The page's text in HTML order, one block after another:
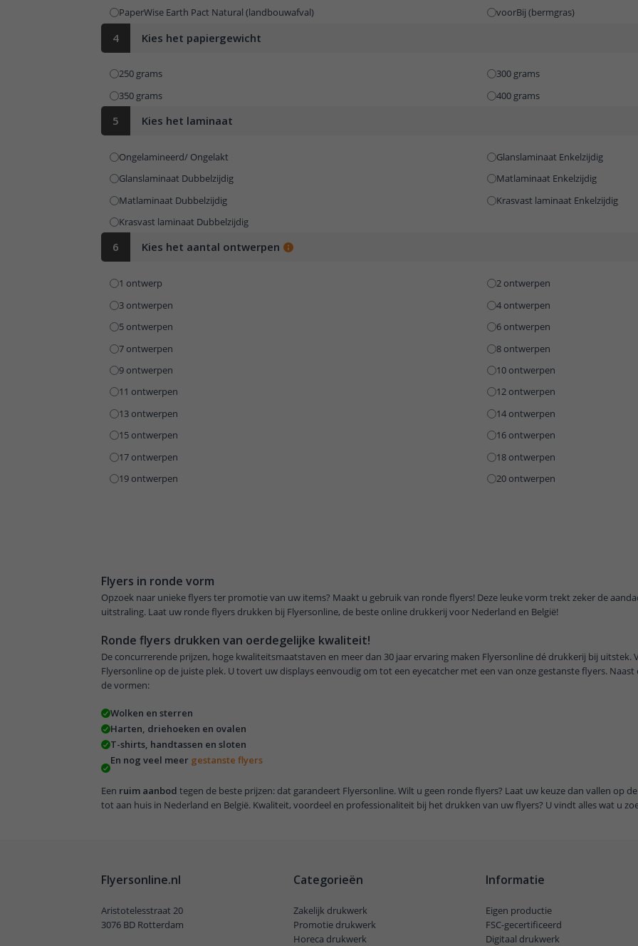
Flyers in ronde vorm
Opzoek naar unieke flyers ter promotie van uw items? Maakt u gebruik van ronde flyers! Deze leuke vorm trekt zeker de
uitstraling. Laat uw ronde flyers drukken bij Flyersonline, de beste online drukkerij voor Nederland en België!
Ronde flyers drukken van oerdegelijke kwaliteit!
De concurrerende prijzen, hoge kwaliteitsmaatstaven en meer dan 30 jaar ervaring maken Flyersonline dé drukkerij bij
Flyersonline op de juiste plek. U tovert uw displays eenvoudig om tot een eyecatcher met een van onze gestanste flyers.
de vormen:
Wolken en sterren
Harten, driehoeken en ovalen
T-shirts, handtassen en sloten
En nog veel meer gestanste flyers
Een ruim aanbod tegen de beste prijzen: dat garandeert Flyersonline. Wilt u geen ronde flyers? Laat uw keuze dan vallen op de
tot aan huis in Nederland en België. Kwaliteit, voordeel en professionaliteit bij het drukken van uw flyers? U vindt alles wat u
PaperWise Earth Pact Natural (landbouwafval)
voorBij (bermgras)
4 Kies het papiergewicht
250 grams
300 grams
350 grams
400 grams
5 Kies het laminaat
Ongelamineerd/ Ongelakt
Glanslaminaat Enkelzijdig
Glanslaminaat Dubbelzijdig
Matlaminaat Enkelzijdig
Matlaminaat Dubbelzijdig
Krasvast laminaat Enkelzijdig
Krasvast laminaat Dubbelzijdig
6 Kies het aantal ontwerpen
1 ontwerp
2 ontwerpen
3 ontwerpen
4 ontwerpen
5 ontwerpen
6 ontwerpen
7 ontwerpen
8 ontwerpen
9 ontwerpen
10 ontwerpen
11 ontwerpen
12 ontwerpen
13 ontwerpen
14 ontwerpen
15 ontwerpen
16 ontwerpen
17 ontwerpen
18 ontwerpen
19 ontwerpen
20 ontwerpen
Flyersonline.nl
Aristotelesstraat 20
3076 BD Rotterdam
Categorieën
Zakelijk drukwerk
Promotie drukwerk
Horeca drukwerk
Informatie
Eigen productie
FSC-gecertificeerd
Digitaal drukwerk